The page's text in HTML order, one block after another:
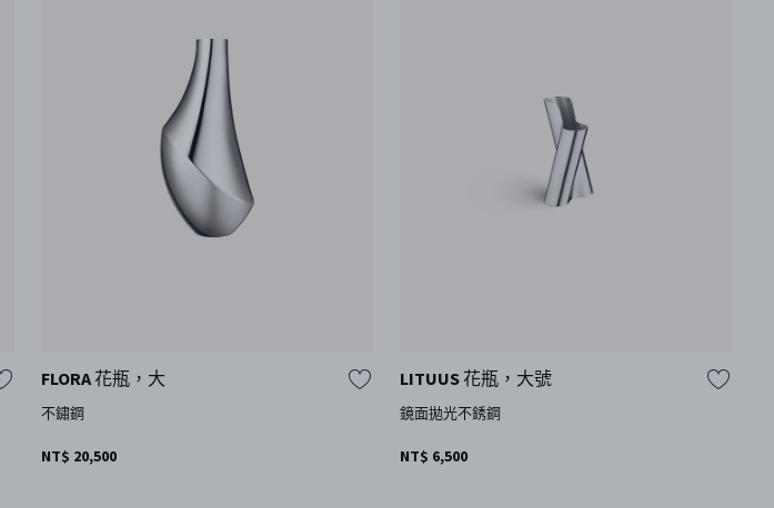
FLORA 花瓶，大
不鏽鋼
NT$ 20,500
LITUUS 花瓶，大號
鏡面拋光不銹鋼
NT$ 6,500